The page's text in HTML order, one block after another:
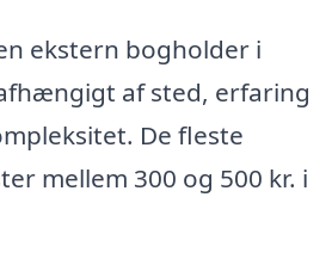
ekstern bogholder i
af sted, erfaring
De fleste
mellem 300 og 500 kr. i